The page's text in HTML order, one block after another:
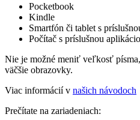
Pocketbook
Kindle
Smartfón či tablet s
Počítač s príslušnou
Nie je možné meniť veľkosť
väčšie obrazovky.
Viac informácií v našich návodoch
Prečítate na zariadeniach: